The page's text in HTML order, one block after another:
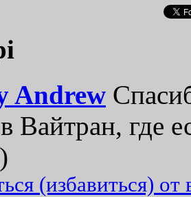
Andrew
Вайтран, где
(избавиться)